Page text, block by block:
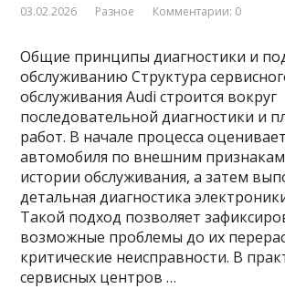
03.02.2026 Разное Комментарии: 0
Общие принципы диагностики и
обслуживанию Структура
обслуживания Audi строится вокруг
последовательной диагностики и
работ. В начале процесса
автомобиля по внешним
истории обслуживания, а затем
детальная диагностика
Такой подход позволяет
возможные проблемы до их
критические неисправности. В
сервисных центров …